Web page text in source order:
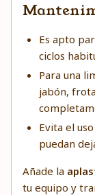
Es apto
ciclos
Para una
jabón,
Evita el
puedan
Añade la
tu equipo y